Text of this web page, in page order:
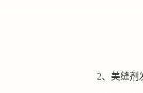
2、美缝剂